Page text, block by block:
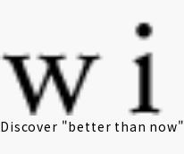
Discover "better than now"